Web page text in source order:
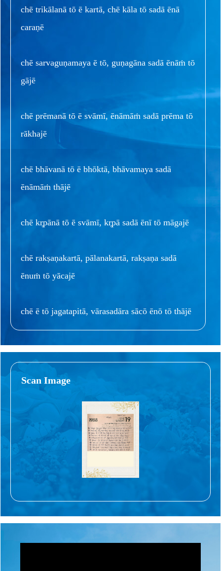
chē trikālanā tō ē kartā, chē kāla tō sadā ēnā
caraṇē
chē sarvaguṇamaya ē tō, guṇagāna sadā ēnāṁ tō
gājē
chē prēmanā tō ē svāmī, ēnāmāṁ sadā prēma tō
rākhajē
chē bhāvanā tō ē bhōktā, bhāvamaya sadā
ēnāmāṁ thājē
chē kr̥pānā tō ē svāmī, kr̥pā sadā ēnī tō māgajē
chē rakṣaṇakartā, pālanakartā, rakṣaṇa sadā
ēnuṁ tō yācajē
chē ē tō jagatapitā, vārasadāra sācō ēnō tō thājē
Scan Image